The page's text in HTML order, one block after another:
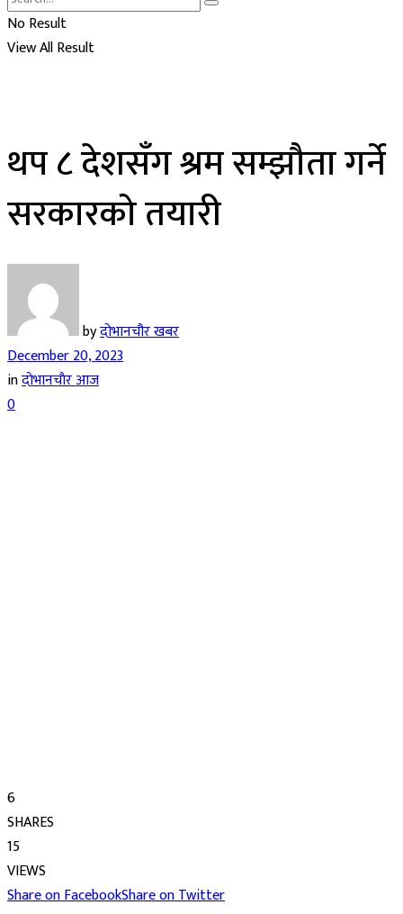
No Result
View All Result
थप ८ देशसँग श्रम सम्झौता गर्ने
सरकारको तयारी
byदोभानचौर खबर
December 20, 2023
inदाेभानचाैर आज
0
6
SHARES
15
VIEWS
Share on FacebookShare on Twitter